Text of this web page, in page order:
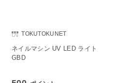
TOKUTOKUNET
ネイルマシン UV LED ライト
GBD